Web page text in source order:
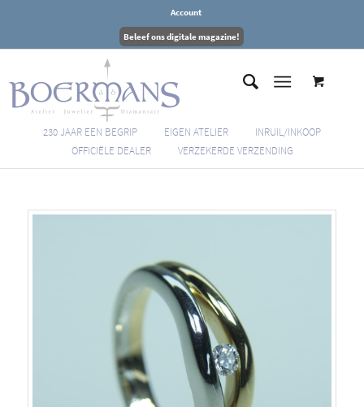
Account
Beleef ons digitale magazine!
230 JAAR EEN BEGRIP EIGEN ATELIER
INRUIL/INKOOP
OFFICIËLE DEALER
VERZEKERDE VERZENDING